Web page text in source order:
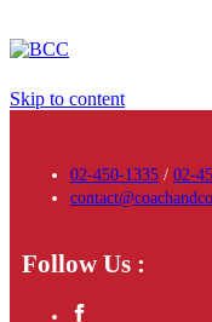
Skip to content
02-450-1335 / 02-
Follow Us :